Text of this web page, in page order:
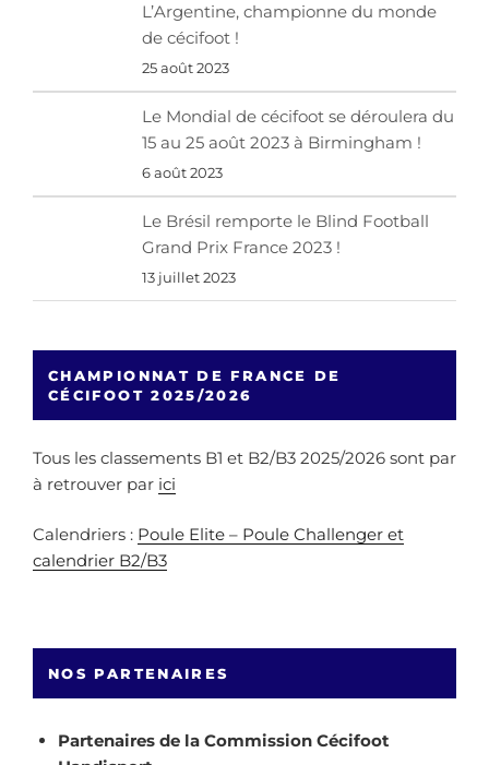
L’Argentine, championne du monde
de cécifoot !
25 août 2023
Le Mondial de cécifoot se déroulera du
15 au 25 août 2023 à Birmingham !
6 août 2023
Le Brésil remporte le Blind Football
Grand Prix France 2023 !
13 juillet 2023
CHAMPIONNAT DE FRANCE DE
CÉCIFOOT 2025/2026
Tous les classements B1 et B2/B3 2025/2026 sont par
à retrouver par ici
Calendriers : Poule Elite – Poule Challenger et
calendrier B2/B3
NOS PARTENAIRES
Partenaires de la Commission Cécifoot